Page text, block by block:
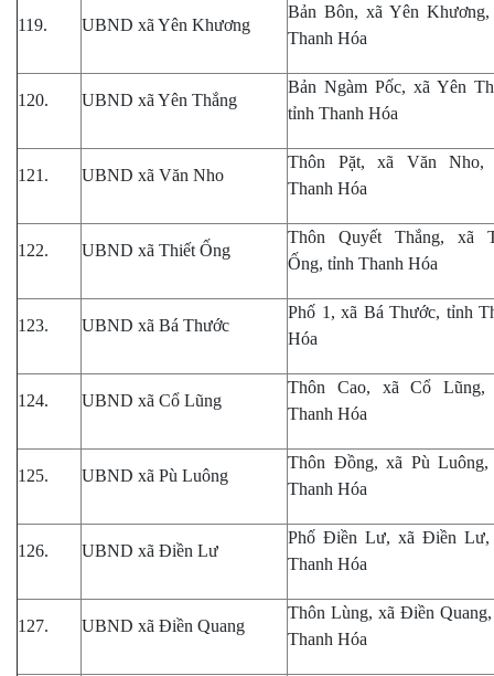
119. UBND xã Yên Khương
Bản Bôn, xã Yên Khương,
Thanh Hóa
120. UBND xã Yên Thắng
Bản Ngàm Pốc, xã Yên
tỉnh Thanh Hóa
121. UBND xã Văn Nho
Thôn Pặt, xã Văn Nho,
Thanh Hóa
122. UBND xã Thiết Ống
Thôn Quyết Thắng, xã
Ống, tỉnh Thanh Hóa
123. UBND xã Bá Thước
Phố 1, xã Bá Thước, tỉnh
Hóa
124. UBND xã Cổ Lũng
Thôn Cao, xã Cổ Lũng,
Thanh Hóa
125. UBND xã Pù Luông
Thôn Đồng, xã Pù Luông,
Thanh Hóa
126. UBND xã Điền Lư
Phố Điền Lư, xã Điền Lư,
Thanh Hóa
127. UBND xã Điền Quang
Thôn Lùng, xã Điền
Thanh Hóa